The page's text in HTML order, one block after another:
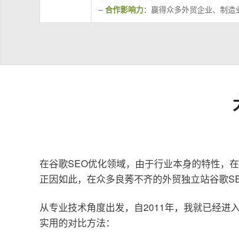
–合作影响力：赢得众多外贸企业、制造
在谷歌SEO优化领域，由于行业本身的特性，
正因如此，在众多良莠不齐的外贸独立站谷歌
从专业技术角度出发，自2011年，我就已经进
实用的对比方法：